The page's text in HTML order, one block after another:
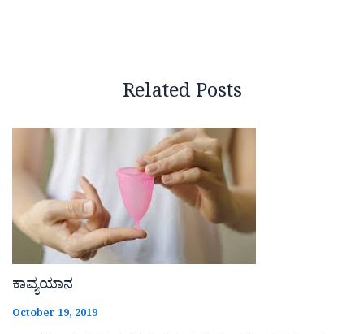
Related Posts
ಕಾವ್ಯಯಾನ
October 19, 2019